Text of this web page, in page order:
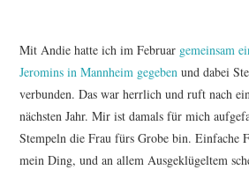
Mit Andie hatte ich im Februar gemeinsam
Jeromins in Mannheim gegeben und dabei
verbunden. Das war herrlich und ruft nach
nächsten Jahr. Mir ist damals für mich
Stempeln die Frau fürs Grobe bin. Einfache
mein Ding, und an allem Ausgeklügeltem